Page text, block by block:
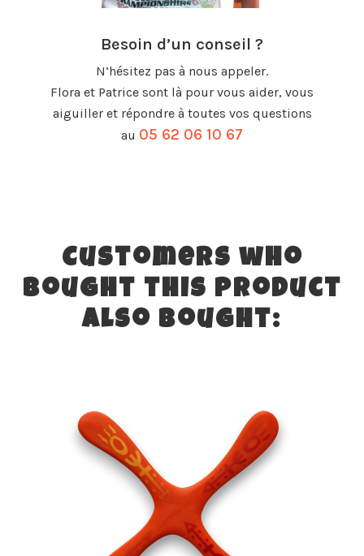
Besoin d’un conseil ?
N’hésitez pas à nous appeler.
Flora et Patrice sont là pour vous aider, vous
aiguiller et répondre à toutes vos questions
au 05 62 06 10 67
Customers who
bought this product
also bought: